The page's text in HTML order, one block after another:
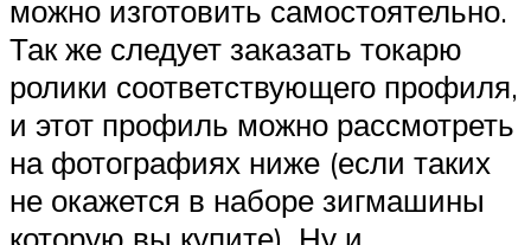
можно изготовить самостоятельно.
Так же следует заказать токарю
ролики соответствующего профиля,
и этот профиль можно рассмотреть
на фотографиях ниже (если таких
не окажется в наборе зигмашины